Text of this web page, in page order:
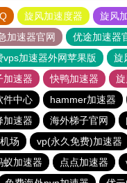
旋风加速度器
旋风
加速器官网
优途加速器
vps加速器外网苹果版
旋
加速器 快鸭加速器
件中心 hammer加速器
加速器 海外梯子官网
场 vp(永久免费)加速器
蚁加速器 点点加速器